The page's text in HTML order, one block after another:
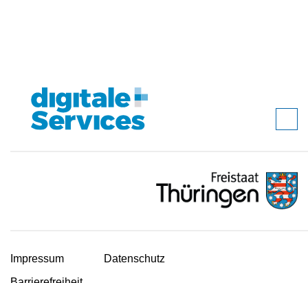
Impressum
Datenschutz